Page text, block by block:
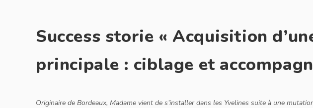
Success storie « Acquisition
principale : ciblage et
Originaire de Bordeaux, Madame vient de s’installer dans les Yvelines suite à une